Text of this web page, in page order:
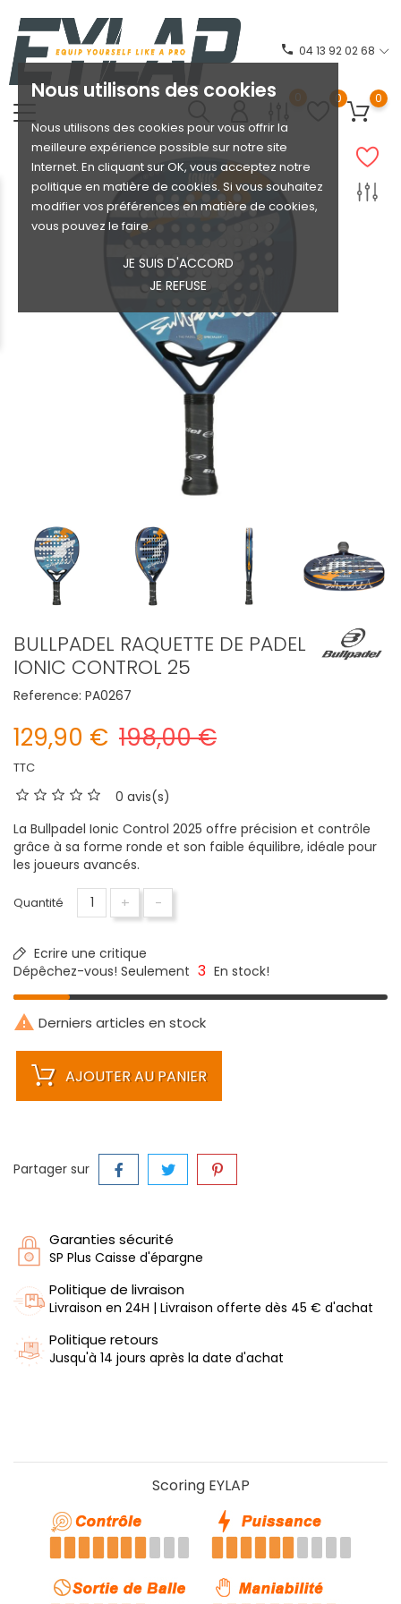
Nous utilisons des cookies
Nous utilisons des cookies pour vous offrir la
meilleure expérience possible sur notre site
Internet. En cliquant sur OK, vous acceptez notre
politique en matière de cookies. Si vous souhaitez
modifier vos préférences en matière de cookies,
vous pouvez le faire.
JE SUIS D'ACCORD
JE REFUSE
phone 04 13 92 02 68
0 0 0
BULLPADEL RAQUETTE DE PADEL
IONIC CONTROL 25
Reference: PA0267
129,90 € 198,00 €
TTC
0 avis(s)
La Bullpadel Ionic Control 2025 offre précision et contrôle
grâce à sa forme ronde et son faible équilibre, idéale pour
les joueurs avancés.
Quantité + -
Ecrire une critique
Dépêchez-vous! Seulement 3 En stock!
 Derniers articles en stock
AJOUTER AU PANIER
Partager sur
Garanties sécurité
SP Plus Caisse d'épargne
Politique de livraison
Livraison en 24H | Livraison offerte dès 45 € d'achat
Politique retours
Jusqu'à 14 jours après la date d'achat
Scoring EYLAP